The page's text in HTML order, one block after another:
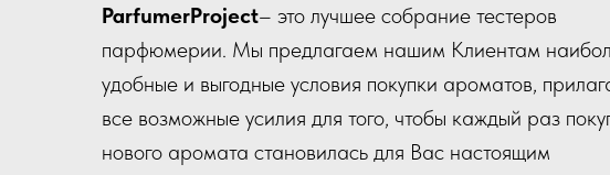
ParfumerProject– это лучшее собрание тестеров
парфюмерии. Мы предлагаем нашим Клиентам
удобные и выгодные условия покупки ароматов,
все возможные усилия для того, чтобы каждый раз
нового аромата становилась для Вас настоящим